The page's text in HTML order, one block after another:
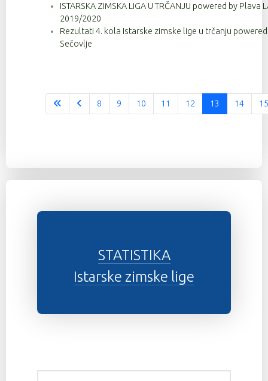
ISTARSKA ZIMSKA LIGA U TRČANJU powered by Plava
2019/2020
Rezultati 4. kola Istarske zimske lige u trčanju
Sečovlje
8 9 10 11 12 13 14 15
STATISTIKA
Istarske zimske lige